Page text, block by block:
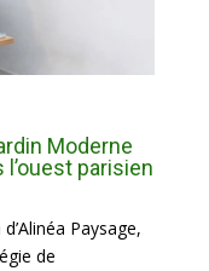
Moderne
parisien
Paysage,
de